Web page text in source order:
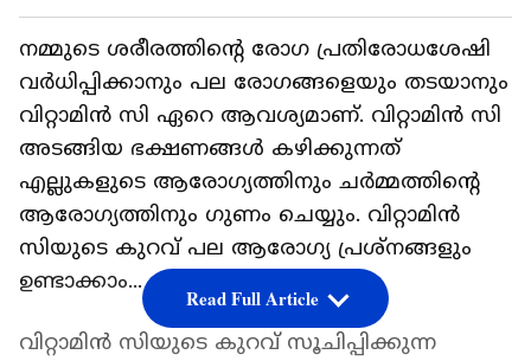
നമ്മുടെ ശരീരത്തിന്‍റെ രോഗ പ്രതിരോധശേഷി
വര്‍ധിപ്പിക്കാനും പല രോഗങ്ങളെയും തടയാനും
വിറ്റാമിന്‍ സി ഏറെ ആവശ്യമാണ്. വിറ്റാമിന്‍ സി
അടങ്ങിയ ഭക്ഷണങ്ങള്‍ കഴിക്കുന്നത്
എല്ലുകളുടെ ആരോഗ്യത്തിനും ചര്‍മ്മത്തിന്‍റെ
ആരോഗ്യത്തിനും ഗുണം ചെയ്യും. വിറ്റാമിൻ
സിയുടെ കുറവ് പല ആരോഗ്യ പ്രശ്നങ്ങളും
ഉണ്ടാക്കാം...
വിറ്റാമിൻ സിയുടെ കുറവ് സൂചിപ്പിക്കുന്ന
Read Full Article